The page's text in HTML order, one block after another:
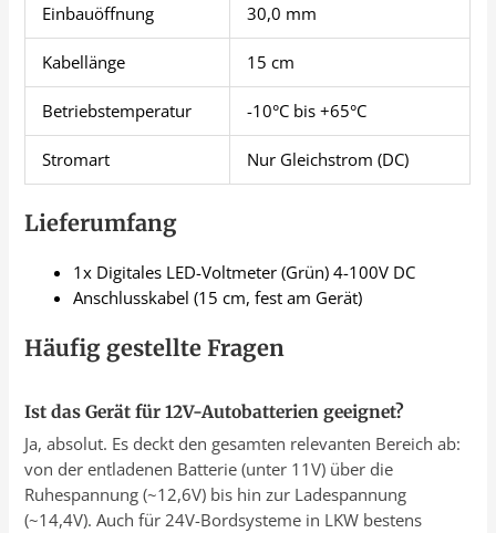
Einbauöffnung 30,0 mm
Kabellänge 15 cm
Betriebstemperatur -10°C bis +65°C
Stromart Nur Gleichstrom (DC)
Lieferumfang
1x Digitales LED-Voltmeter (Grün) 4-100V DC
Anschlusskabel (15 cm, fest am Gerät)
Häufig gestellte Fragen
Ist das Gerät für 12V-Autobatterien geeignet?
Ja, absolut. Es deckt den gesamten relevanten Bereich ab:
von der entladenen Batterie (unter 11V) über die
Ruhespannung (~12,6V) bis hin zur Ladespannung
(~14,4V). Auch für 24V-Bordsysteme in LKW bestens